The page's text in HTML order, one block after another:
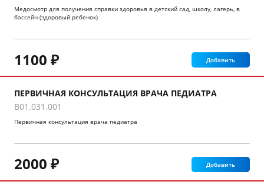
Медосмотр для получения справки здоровья в детский сад, школу, лагерь, в
бассейн (здоровый ребенок)
1100 ₽ Добавить
ПЕРВИЧНАЯ КОНСУЛЬТАЦИЯ ВРАЧА ПЕДИАТРА
B01.031.001
Первичная консультация врача педиатра
2000 ₽ Добавить